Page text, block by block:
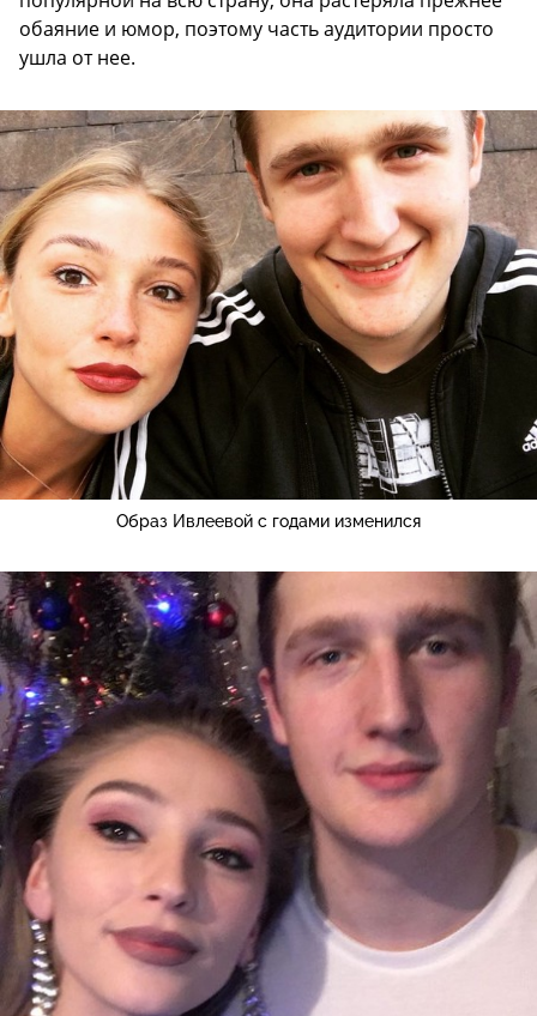
обаяние и юмор, поэтому часть аудитории просто
ушла от нее.
Образ Ивлеевой с годами изменился